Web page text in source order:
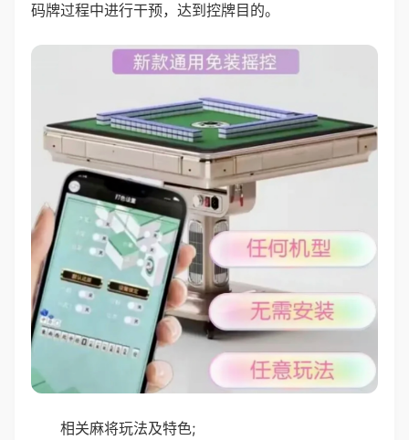
码牌过程中进行干预，达到控牌目的。
相关麻将玩法及特色;